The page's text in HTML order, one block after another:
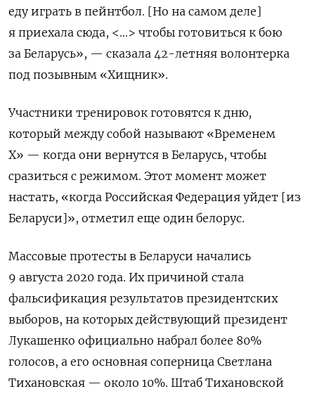
еду играть в пейнтбол. [Но на самом деле]
я приехала сюда, <…> чтобы готовиться к бою
за Беларусь», — сказала 42-летняя волонтерка
под позывным «Хищник».
Участники тренировок готовятся к дню,
который между собой называют «Временем
X» — когда они вернутся в Беларусь, чтобы
сразиться с режимом. Этот момент может
настать, «когда Российская Федерация уйдет [из
Беларуси]», отметил еще один белорус.
Массовые протесты в Беларуси начались
9 августа 2020 года. Их причиной стала
фальсификация результатов президентских
выборов, на которых действующий президент
Лукашенко официально набрал более 80%
голосов, а его основная соперница Светлана
Тихановская — около 10%. Штаб Тихановской